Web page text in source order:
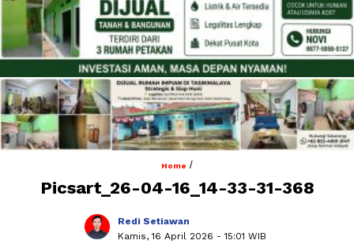
Home /
Picsart_26-04-16_14-33-31-368
Redi Setiawan
Kamis, 16 April 2026 - 15:01 WIB